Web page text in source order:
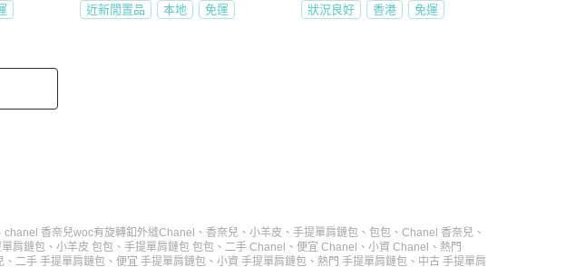
近新閒置品 本地 免運 狀況良好 香港 免運
chanel 香奈兒woc有旋轉釦外縫Chanel 、 香奈兒 、 小羊皮 、 手提單肩鏈包 、 包包 、 Chanel 香奈兒 、
肩鏈包 、 小羊皮 包包 、 手提單肩鏈包 包包 、 二手 Chanel 、 便宜 Chanel 、 小資 Chanel 、 熱門
、 二手 手提單肩鏈包 、 便宜 手提單肩鏈包 、 小資 手提單肩鏈包 、 熱門 手提單肩鏈包 、 中古 手提單肩